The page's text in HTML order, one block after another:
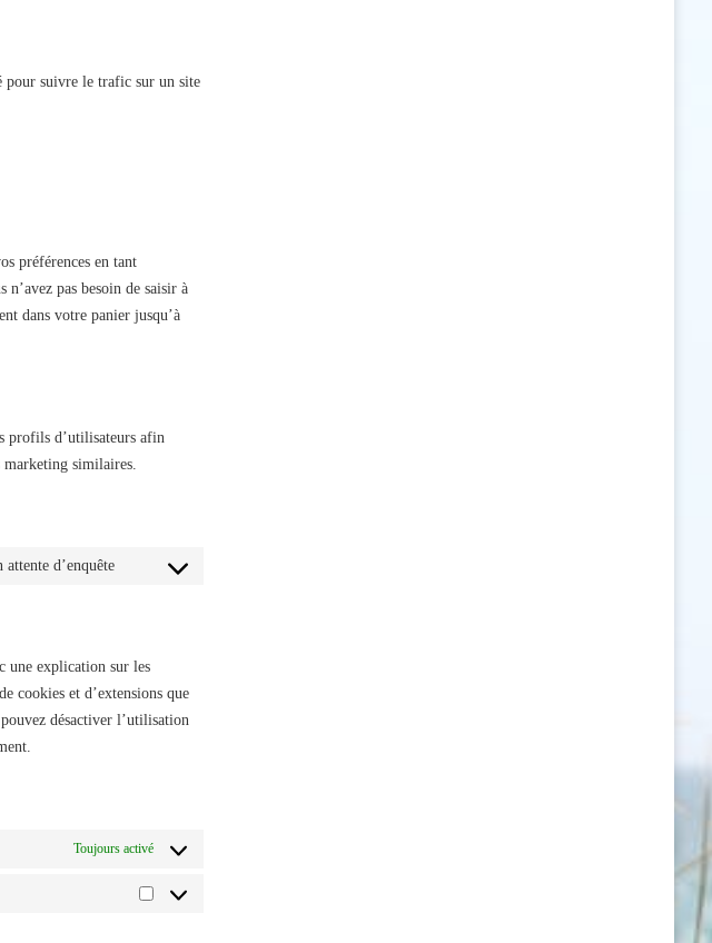
pour suivre le trafic sur un site
préférences en tant
pas besoin de saisir à
dans votre panier jusqu’à
profils d’utilisateurs afin
marketing similaires.
d’enquête
une explication sur les
cookies et d’extensions que
désactiver l’utilisation
Toujours activé